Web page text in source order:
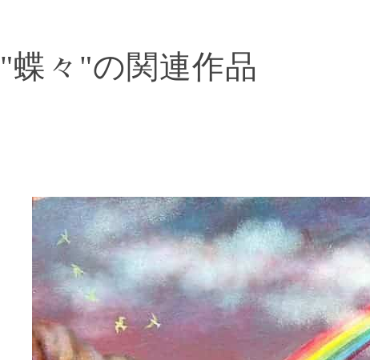
"蝶々"の関連作品